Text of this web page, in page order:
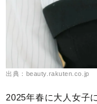
出典：beauty.rakuten.co.jp
2025年春に大人女子